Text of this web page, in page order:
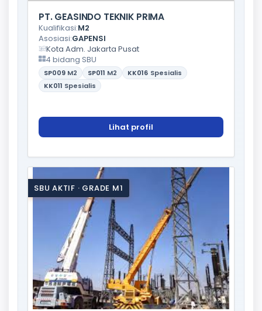
PT. GEASINDO TEKNIK PRIMA
Kualifikasi:M2
Asosiasi:GAPENSI
Kota Adm. Jakarta Pusat
4 bidang SBU
SP009 M2 SP011 M2 KK016 Spesialis
KK011 Spesialis
Lihat profil
SBU AKTIF · GRADE M1